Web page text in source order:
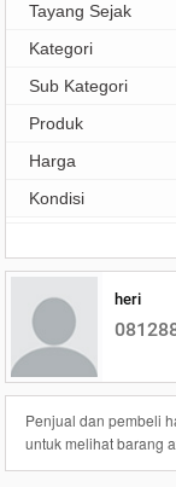
Tayang Sejak
Kategori
Sub Kategori
Produk
Harga
Kondisi
heri
Penjual dan pembeli
untuk melihat barang